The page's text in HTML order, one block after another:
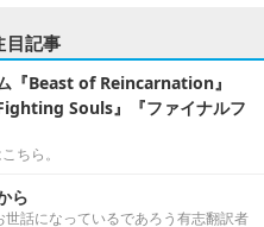
目記事
『Beast of Reincarnation』
Souls』『ファイナルフ
ちら。
ら
世話になっているであろう有志翻訳者